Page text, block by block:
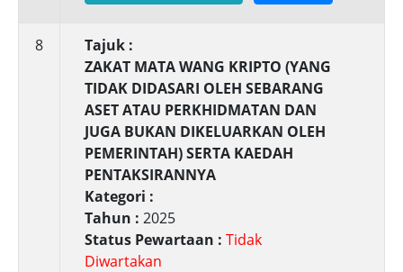
8
Tajuk :
ZAKAT MATA WANG KRIPTO (YANG
TIDAK DIDASARI OLEH SEBARANG
ASET ATAU PERKHIDMATAN DAN
JUGA BUKAN DIKELUARKAN OLEH
PEMERINTAH) SERTA KAEDAH
PENTAKSIRANNYA
Kategori :
Tahun : 2025
Status Pewartaan : Tidak
Diwartakan